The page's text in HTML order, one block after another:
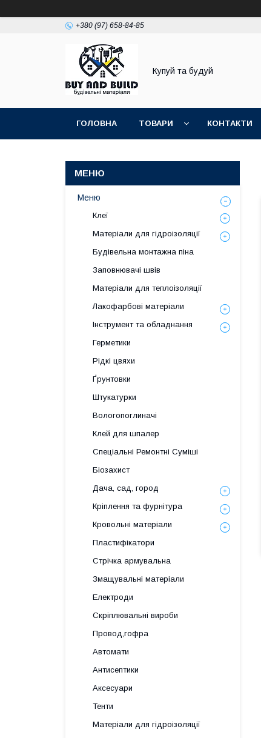
+380 (97) 658-84-85
Купуй та будуй
ГОЛОВНА ТОВАРИ КОНТАКТИ
Меню
Клеї
Матеріали для гідроізоляції
Будівельна монтажна піна
Заповнювачі швів
Матеріали для теплоізоляції
Лакофарбові матеріали
Інструмент та обладнання
Герметики
Рідкі цвяхи
Ґрунтовки
Штукатурки
Вологопоглиначі
Клей для шпалер
Спеціальні Ремонтні Суміші
Біозахист
Дача, сад, город
Кріплення та фурнітура
Кровольні матеріали
Пластифікатори
Стрічка армувальна
Змащувальні матеріали
Електроди
Скріплювальні вироби
Провод,гофра
Автомати
Антисептики
Аксесуари
Тенти
Матеріали для гідроізоляції